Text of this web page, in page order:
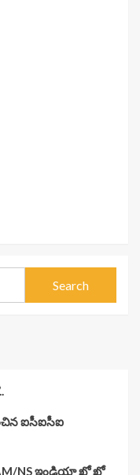
ఐసీఐసీఐ
AM/NS ఇండియా ఖో ఖో